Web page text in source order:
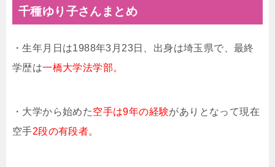
千種ゆり子さんまとめ
・生年月日は1988年3月23日、出身は埼玉県で、最終
学歴は一橋大学法学部。
・大学から始めた空手は9年の経験がありとなって現在
空手2段の有段者。